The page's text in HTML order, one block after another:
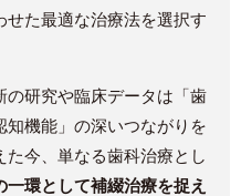
せた最適な治療法を選択す
の研究や臨床データは「歯
知機能」の深いつながりを
今、単なる歯科治療とし
環として補綴治療を捉え